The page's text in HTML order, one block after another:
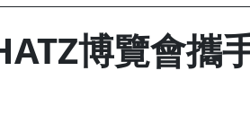
博覽會攜